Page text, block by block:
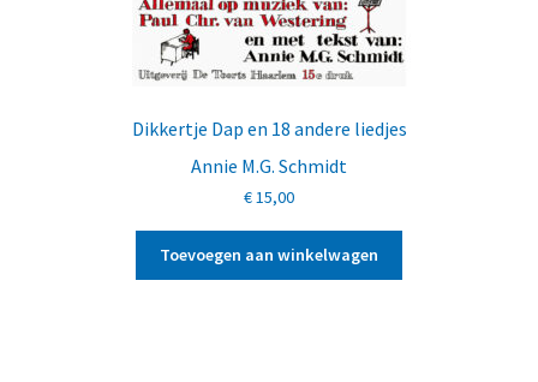
Dikkertje Dap en 18 andere liedjes
Annie M.G. Schmidt
€15,00
Toevoegen aan winkelwagen